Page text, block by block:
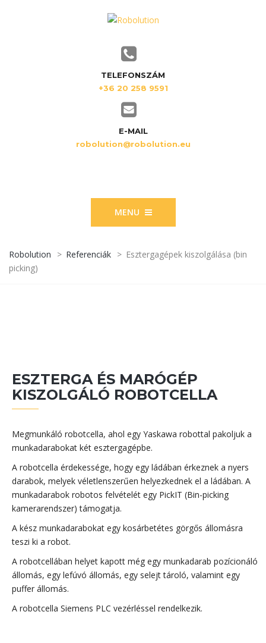
TELEFONSZÁM
+36 20 258 9591
E-MAIL
robolution@robolution.eu
MENU
Robolution > Referenciák > Esztergagépek kiszolgálása (bin
picking)
ESZTERGA ÉS MARÓGÉP
KISZOLGÁLÓ ROBOTCELLA
Megmunkáló robotcella, ahol egy Yaskawa robottal pakoljuk a
munkadarabokat két esztergagépbe.
A robotcella érdekessége, hogy egy ládában érkeznek a nyers
darabok, melyek véletlenszerűen helyezkednek el a ládában. A
munkadarabok robotos felvételét egy PickIT (Bin-picking
kamerarendszer) támogatja.
A kész munkadarabokat egy kosárbetétes görgős állomásra
teszi ki a robot.
A robotcellában helyet kapott még egy munkadarab pozícionáló
állomás, egy lefúvó állomás, egy selejt tároló, valamint egy
puffer állomás.
A robotcella Siemens PLC vezérléssel rendelkezik.